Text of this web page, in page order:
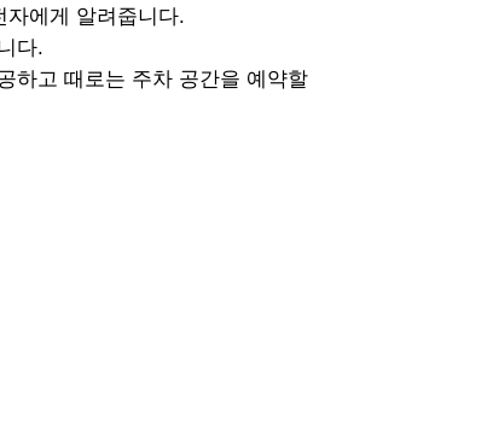
에게 알려줍니다.
다.
하고 때로는 주차 공간을 예약할